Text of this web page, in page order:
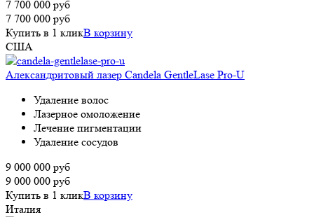
7 700 000 руб
7 700 000 руб
Купить в 1 кликВ корзину
США
Александритовый лазер Candela GentleLase Pro-U
Удаление волос
Лазерное омоложение
Лечение пигментации
Удаление сосудов
9 000 000 руб
9 000 000 руб
Купить в 1 кликВ корзину
Италия